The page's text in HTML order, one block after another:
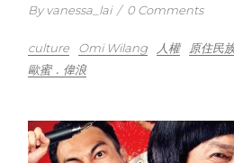
By vanessa_lai / 0 Comments
culture Omi Wilang 人權 原住民
歐蜜．偉浪